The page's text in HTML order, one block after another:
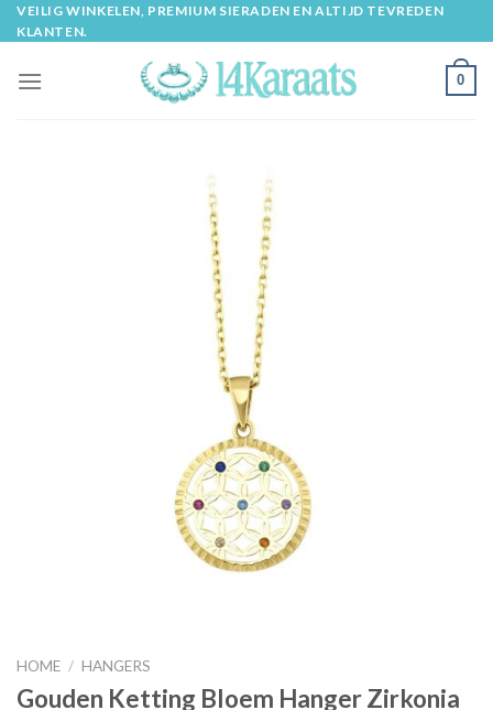
Skip
to
VEILIG WINKELEN, PREMIUM SIERADEN EN ALTIJD TEVREDEN
KLANTEN.
0
HOME / HANGERS
Gouden Ketting Bloem Hanger Zirkonia